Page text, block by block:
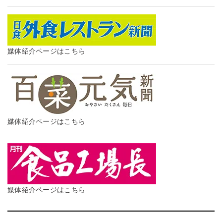
媒体紹介ページはこちら
媒体紹介ページはこちら
媒体紹介ページはこちら